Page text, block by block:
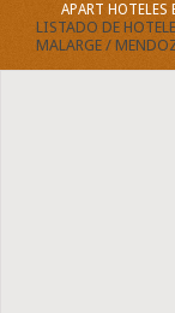
APART HOTELES
LISTADO DE
MALARGE /